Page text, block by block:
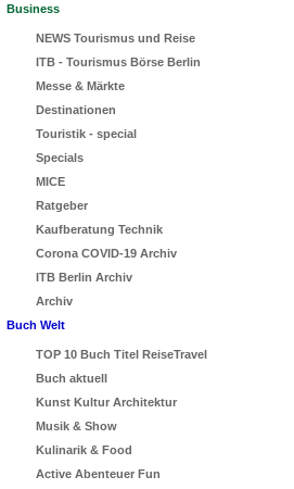
Business
NEWS Tourismus und Reise
ITB - Tourismus Börse Berlin
Messe & Märkte
Destinationen
Touristik - special
Specials
MICE
Ratgeber
Kaufberatung Technik
Corona COVID-19 Archiv
ITB Berlin Archiv
Archiv
Buch Welt
TOP 10 Buch Titel ReiseTravel
Buch aktuell
Kunst Kultur Architektur
Musik & Show
Kulinarik & Food
Active Abenteuer Fun